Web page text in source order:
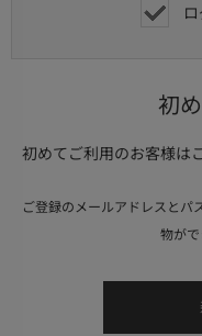
初
初めてご利用のお客様は
ご登録のメールアドレスとパ
物がで